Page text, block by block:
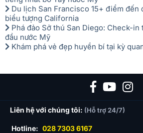
Du lịch San Francisco 15+ điểm đến
biểu tượng California
Phá đảo Sở thú San Diego: Check-in
đầu nước Mỹ
Khám phá vẻ đẹp huyền bí tại kỳ
Liên hệ với chúng tôi: (Hỗ trợ 24/7)
Hotline: 028 7303 6167